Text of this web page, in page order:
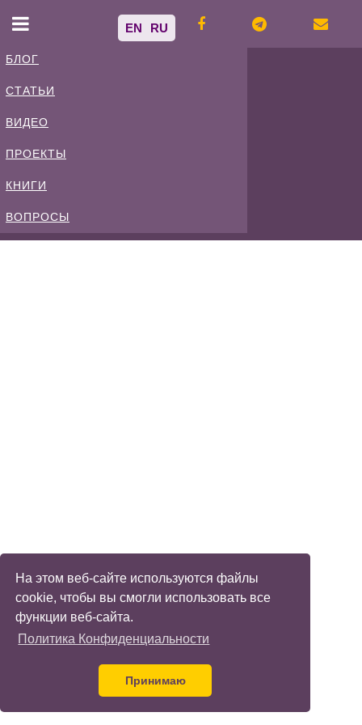
На этом веб-сайте используются файлы
cookie, чтобы вы смогли использовать все
функции веб-сайта.
Политика Конфиденциальности
Принимаю
БЛОГ
СТАТЬИ
ВИДЕО
ПРОЕКТЫ
КНИГИ
ВОПРОСЫ
EN RU
Спиваковский
Блог